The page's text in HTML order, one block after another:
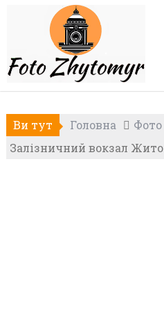
Ви тут Головна
Залізничний вокзал